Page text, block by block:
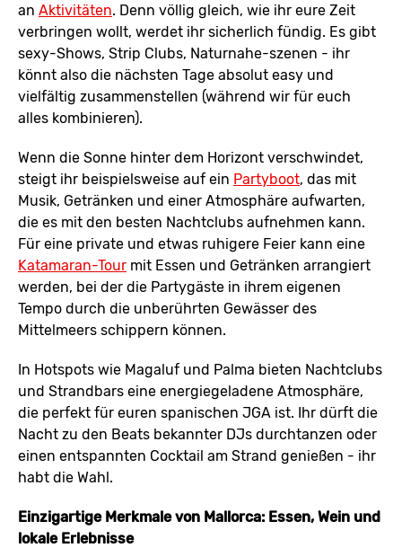
an Aktivitäten. Denn völlig gleich, wie ihr eure Zeit
verbringen wollt, werdet ihr sicherlich fündig. Es gibt
sexy-Shows, Strip Clubs, Naturnahe-szenen - ihr
könnt also die nächsten Tage absolut easy und
vielfältig zusammenstellen (während wir für euch
alles kombinieren).
Wenn die Sonne hinter dem Horizont verschwindet,
steigt ihr beispielsweise auf ein Partyboot, das mit
Musik, Getränken und einer Atmosphäre aufwarten,
die es mit den besten Nachtclubs aufnehmen kann.
Für eine private und etwas ruhigere Feier kann eine
Katamaran-Tour mit Essen und Getränken arrangiert
werden, bei der die Partygäste in ihrem eigenen
Tempo durch die unberührten Gewässer des
Mittelmeers schippern können.
In Hotspots wie Magaluf und Palma bieten Nachtclubs
und Strandbars eine energiegeladene Atmosphäre,
die perfekt für euren spanischen JGA ist. Ihr dürft die
Nacht zu den Beats bekannter DJs durchtanzen oder
einen entspannten Cocktail am Strand genießen - ihr
habt die Wahl.
Einzigartige Merkmale von Mallorca: Essen, Wein und
lokale Erlebnisse